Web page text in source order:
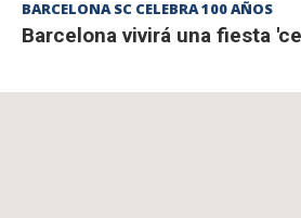
BARCELONA SC CELEBRA 100 AÑOS
Barcelona vivirá una fiesta